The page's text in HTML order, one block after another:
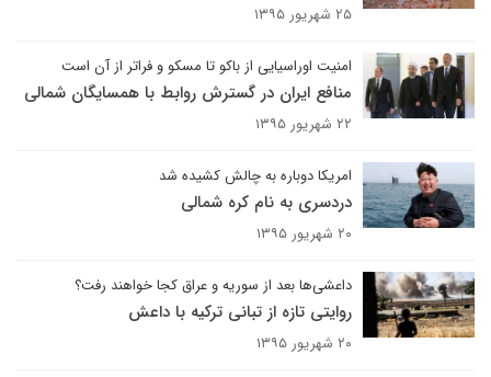
۲۵ شهریور ۱۳۹۵
امنیت اوراسیایی از باکو تا مسکو و فراتر از آن است
منافع ایران در گسترش روابط با همسایگان شمالی
۲۲ شهریور ۱۳۹۵
امریکا دوباره به چالش کشیده شد
دردسری به نام کره شمالی
۲۰ شهریور ۱۳۹۵
داعشی‌ها بعد از سوریه و عراق کجا خواهند رفت؟
روایتی تازه از تبانی ترکیه با داعش
۲۰ شهریور ۱۳۹۵